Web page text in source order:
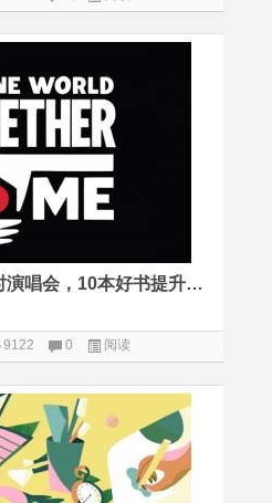
昨天载入史册的8小时演唱会，10本好书提升孩子的全球公民素养
9122 0 阅读